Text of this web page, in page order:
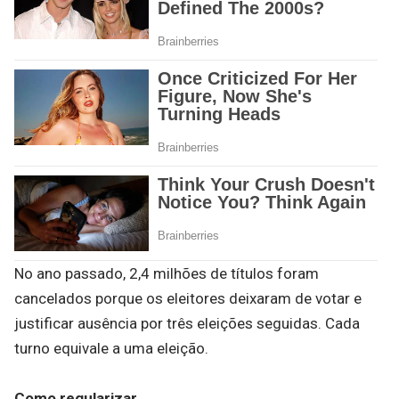
No ano passado, 2,4 milhões de títulos foram
cancelados porque os eleitores deixaram de votar e
justificar ausência por três eleições seguidas. Cada
turno equivale a uma eleição.